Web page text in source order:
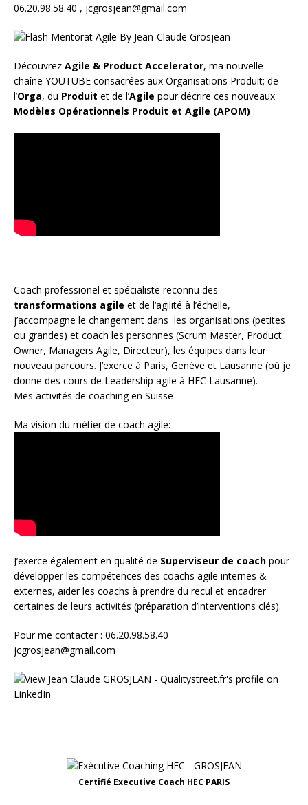
06.20.98.58.40 , jcgrosjean@gmail.com
Découvrez Agile & Product Accelerator, ma nouvelle
chaîne YOUTUBE consacrées aux Organisations Produit; de
l’Orga, du Produit et de l’Agile pour décrire ces nouveaux
Modèles Opérationnels Produit et Agile (APOM) :
Coach professionel et spécialiste reconnu des
transformations agile et de l‘agilité à l’échelle,
j’accompagne le changement dans les organisations (petites
ou grandes) et coach les personnes (Scrum Master, Product
Owner, Managers Agile, Directeur), les équipes dans leur
nouveau parcours. J’exerce à Paris, Genève et Lausanne (où je
donne des cours de Leadership agile à HEC Lausanne).
Mes activités de coaching en Suisse
Ma vision du métier de coach agile:
J’exerce également en qualité de Superviseur de coach pour
développer les compétences des coachs agile internes &
externes, aider les coachs à prendre du recul et encadrer
certaines de leurs activités (préparation d’interventions clés).
Pour me contacter : 06.20.98.58.40
jcgrosjean@gmail.com
Certifié Executive Coach HEC PARIS